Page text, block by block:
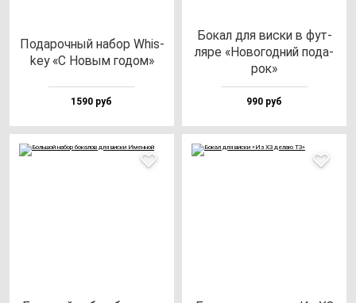
Пода­роч­ный на­бор Whis­
key «С Новым го­дом»
1590 руб
Бокал для вис­ки в фут­
ля­ре «Ново­год­ний по­да­
рок»
990 руб